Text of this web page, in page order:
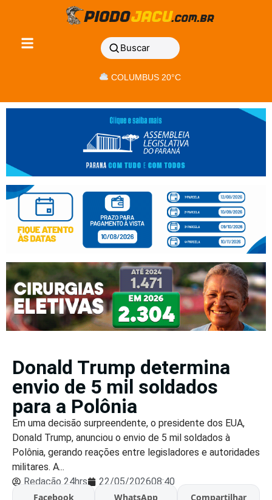
Buscar
COLUMBUS 20°C
Donald Trump determina
envio de 5 mil soldados
para a Polônia
Em uma decisão surpreendente, o presidente dos EUA,
Donald Trump, anunciou o envio de 5 mil soldados à
Polônia, gerando reações entre legisladores e autoridades
militares. A...
Redação 24hrs
22/05/202608:40
Facebook
WhatsApp Compartilhar